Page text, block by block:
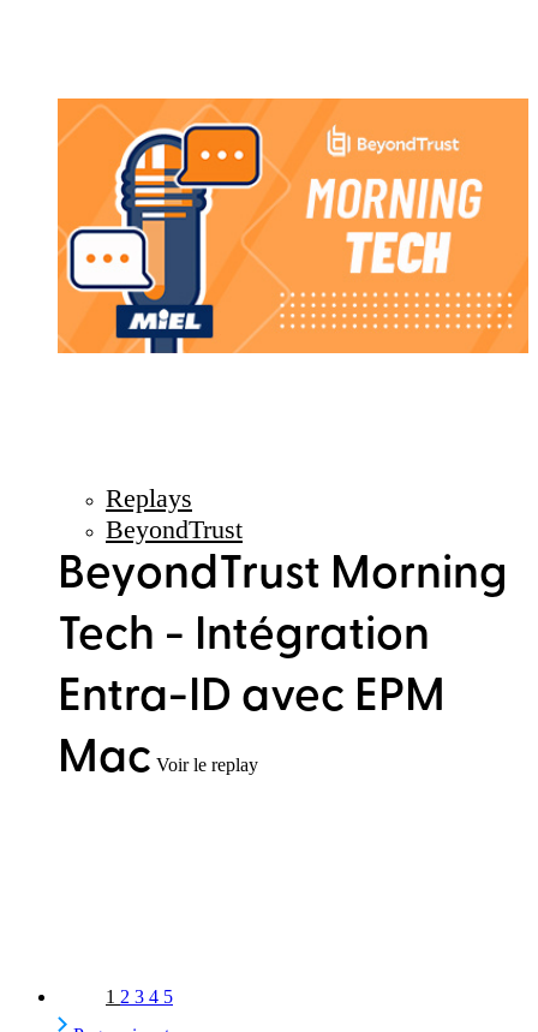
Replays
BeyondTrust
BeyondTrust Morning
Tech - Intégration
Entra-ID avec EPM
Mac Voir le replay
1 2 3 4 5